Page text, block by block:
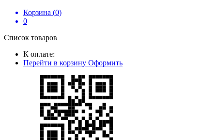
Корзина (0)
0
Список товаров
К оплате:
Перейти в корзину Оформить